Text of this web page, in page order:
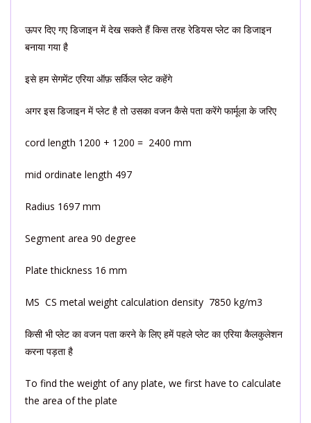
ऊपर दिए गए डिजाइन में देख सकते हैं किस तरह रेडियस प्लेट का डिजाइन
बनाया गया है
इसे हम सेगमेंट एरिया ऑफ़ सर्किल प्लेट कहेंगे
अगर इस डिजाइन में प्लेट है तो उसका वजन कैसे पता करेंगे फार्मूला के जरिए
cord length 1200 + 1200 = 2400 mm
mid ordinate length 497
Radius 1697 mm
Segment area 90 degree
Plate thickness 16 mm
MS CS metal weight calculation density 7850 kg/m3
किसी भी प्लेट का वजन पता करने के लिए हमें पहले प्लेट का एरिया कैलकुलेशन
करना पड़ता है
To find the weight of any plate, we first have to calculate
the area of ​​the plate